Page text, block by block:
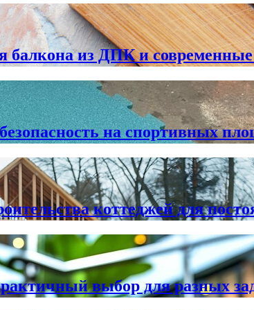
балкона из ДПК и
на спортивных
коттеджей для
выбор для разных